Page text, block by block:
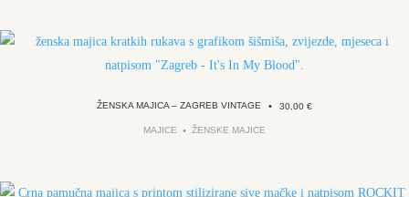
ŽENSKA MAJICA – ZAGREB VINTAGE • 30,00 €
MAJICE ŽENSKE MAJICE